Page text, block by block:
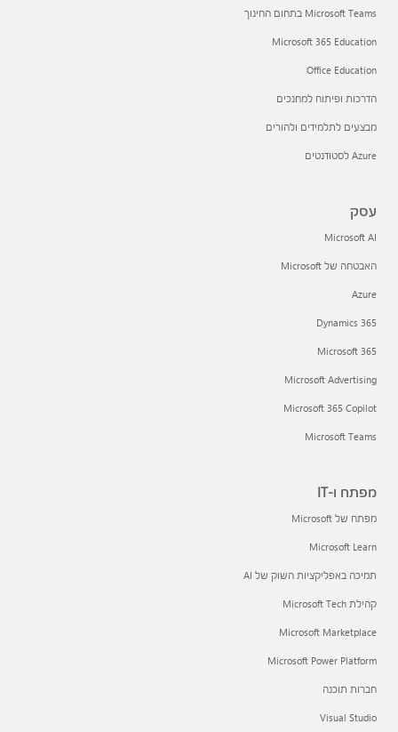
Microsoft Teams בתחום החינוך
Microsoft 365 Education
Office Education
הדרכות ופיתוח למחנכים
מבצעים לתלמידים ולהורים
Azure לסטודנטים
עסק
Microsoft AI
האבטחה של Microsoft
Azure
Dynamics 365
Microsoft 365
Microsoft Advertising
Microsoft 365 Copilot
Microsoft Teams
מפתח ו-IT
מפתח של Microsoft
Microsoft Learn
תמיכה באפליקציות השוק של AI
קהילת Microsoft Tech
Microsoft Marketplace
Microsoft Power Platform
חברות תוכנה
Visual Studio